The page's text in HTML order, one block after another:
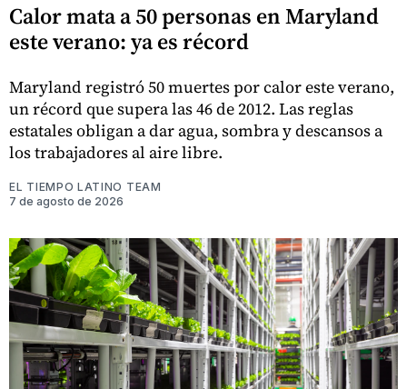
Calor mata a 50 personas en Maryland
este verano: ya es récord
Maryland registró 50 muertes por calor este verano,
un récord que supera las 46 de 2012. Las reglas
estatales obligan a dar agua, sombra y descansos a
los trabajadores al aire libre.
EL TIEMPO LATINO TEAM
7 de agosto de 2026